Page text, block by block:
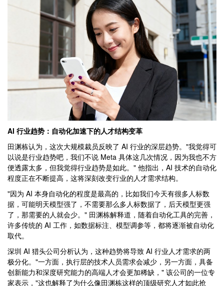
AI 行业趋势：自动化加速下的人才结构变革
田渊栋认为，这次大规模裁员反映了 AI 行业的深层趋势。"我觉得可
以说是行业趋势吧，我们不说 Meta 具体这几次情况，因为我也不方
便透露太多，但我觉得行业趋势是如此。" 他指出，AI 技术的自动化
程度正在不断提高，这将深刻改变行业的人才需求结构。
"因为 AI 本身自动化的程度是最高的，比如我们今天有很多人标数
据，可能明天模型强了，不需要那么多人标数据了，后天模型更强
了，那需要的人就会少。" 田渊栋解释道，随着自动化工具的完善，
许多传统的 AI 工作，如数据标注、模型调参等，都将逐渐被自动化
取代。
深圳 AI 猎头公司分析认为，这种趋势将导致 AI 行业人才需求的两
极分化。"一方面，执行层的技术人员需求会减少，另一方面，具备
创新能力和深度研究能力的高端人才会更加稀缺，" 该公司的一位专
家表示，"这也解释了为什么像田渊栋这样的顶级研究人才如此抢